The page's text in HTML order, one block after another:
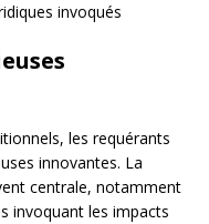
invoqués
les requérants
innovantes. La
centrale, notamment
invoquant les impacts